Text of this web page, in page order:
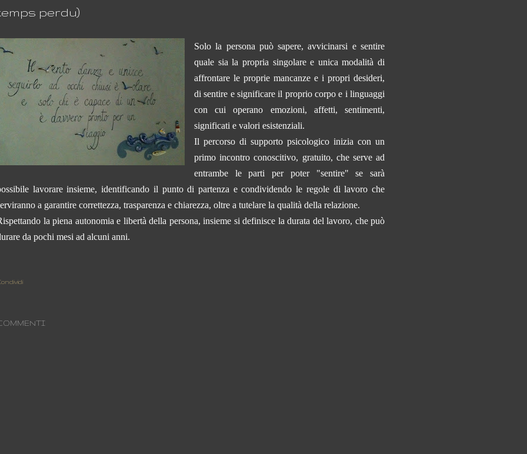
perdu)
Solo la persona può sapere, avvicinarsi e sentire
quale sia la propria singolare e unica modalità di
affrontare le proprie mancanze e i propri desideri,
di sentire e significare il proprio corpo e i linguaggi
con cui operano emozioni, affetti, sentimenti,
significati e valori esistenziali.
Il percorso di supporto psicologico inizia con un
primo incontro conoscitivo, gratuito, che serve ad
entrambe le parti per poter "sentire" se sarà
lavorare insieme, identificando il punto di partenza e condividendo le regole di lavoro che
a garantire correttezza, trasparenza e chiarezza, oltre a tutelare la qualità della relazione.
la piena autonomia e libertà della persona, insieme si definisce la durata del lavoro, che può
da pochi mesi ad alcuni anni.